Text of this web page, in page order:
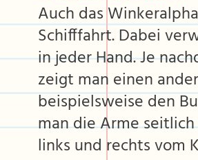
Auch das
Schifffahrt. Dabei
in jeder Hand. Je
zeigt man einen
beispielsweise den
man die Arme
links und rechts vom